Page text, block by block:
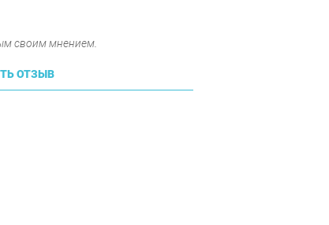
своим мнением.
ОТЗЫВ